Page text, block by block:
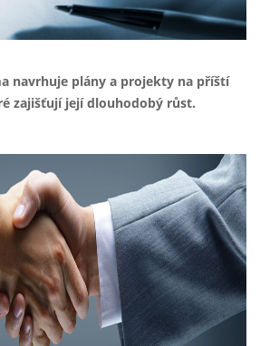
navrhuje plány a projekty na příští
zajišťují její dlouhodobý růst.